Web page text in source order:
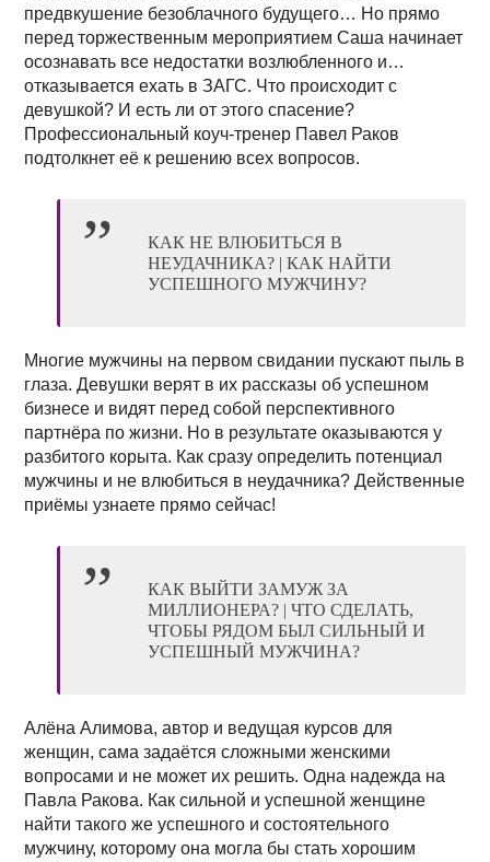
предвкушение безоблачного будущего… Но прямо
перед торжественным мероприятием Саша начинает
осознавать все недостатки возлюбленного и…
отказывается ехать в ЗАГС. Что происходит с
девушкой? И есть ли от этого спасение?
Профессиональный коуч-тренер Павел Раков
подтолкнет её к решению всех вопросов.
КАК НЕ ВЛЮБИТЬСЯ В
НЕУДАЧНИКА? | КАК НАЙТИ
УСПЕШНОГО МУЖЧИНУ?
Многие мужчины на первом свидании пускают пыль в
глаза. Девушки верят в их рассказы об успешном
бизнесе и видят перед собой перспективного
партнёра по жизни. Но в результате оказываются у
разбитого корыта. Как сразу определить потенциал
мужчины и не влюбиться в неудачника? Действенные
приёмы узнаете прямо сейчас!
КАК ВЫЙТИ ЗАМУЖ ЗА
МИЛЛИОНЕРА? | ЧТО СДЕЛАТЬ,
ЧТОБЫ РЯДОМ БЫЛ СИЛЬНЫЙ И
УСПЕШНЫЙ МУЖЧИНА?
Алёна Алимова, автор и ведущая курсов для
женщин, сама задаётся сложными женскими
вопросами и не может их решить. Одна надежда на
Павла Ракова. Как сильной и успешной женщине
найти такого же успешного и состоятельного
мужчину, которому она могла бы стать хорошим